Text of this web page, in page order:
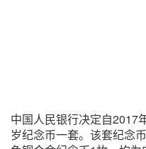
中国人民银行决定自2017
岁纪念币一套。该套纪念